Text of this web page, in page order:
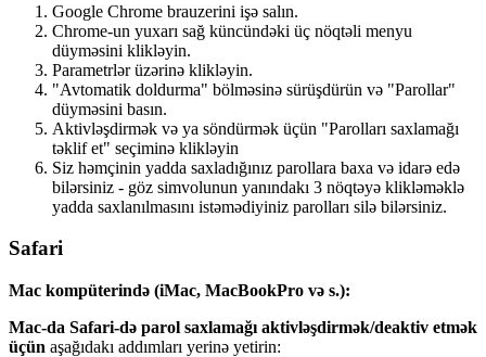
Google Chrome brauzerini işə salın.
Chrome-un yuxarı sağ küncündəki üç nöqtəli menyu
düyməsini klikləyin.
Parametrlər üzərinə klikləyin.
"Avtomatik doldurma" bölməsinə sürüşdürün və "Parollar"
düyməsini basın.
Aktivləşdirmək və ya söndürmək üçün "Parolları saxlamağı
təklif et" seçiminə klikləyin
Siz həmçinin yadda saxladığınız parollara baxa və idarə edə
bilərsiniz - göz simvolunun yanındakı 3 nöqtəyə klikləməklə
yadda saxlanılmasını istəmədiyiniz parolları silə bilərsiniz.
Safari
Mac kompüterində (iMac, MacBookPro və s.):
Mac-da Safari-də parol saxlamağı aktivləşdirmək/deaktiv etmək
üçün aşağıdakı addımları yerinə yetirin: